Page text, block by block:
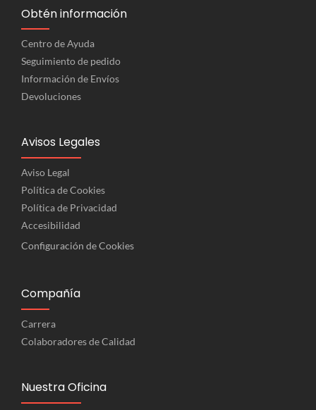
Obtén información
Centro de Ayuda
Seguimiento de pedido
Información de Envíos
Devoluciones
Avisos Legales
Aviso Legal
Política de Cookies
Política de Privacidad
Accesibilidad
Configuración de Cookies
Compañía
Carrera
Colaboradores de Calidad
Nuestra Oficina